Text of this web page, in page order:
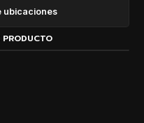
ubicaciones